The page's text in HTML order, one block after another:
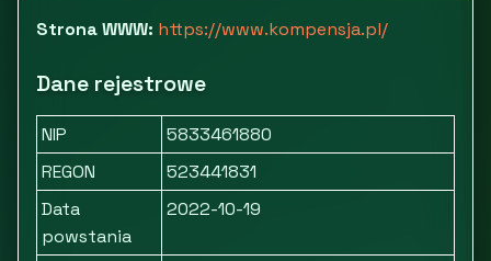
Strona WWW: https://www.kompensja.pl/
Dane rejestrowe
NIP
5833461880
REGON
523441831
Data
powstania
2022-10-19